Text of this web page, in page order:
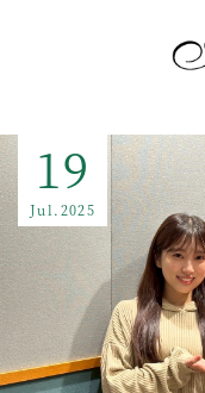
19
Jul.2025